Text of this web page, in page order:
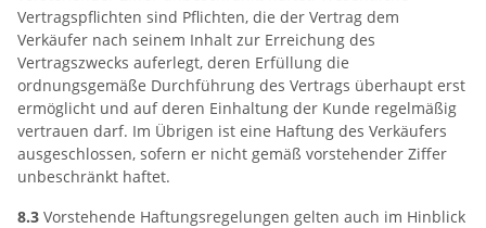
Vertragspflichten sind Pflichten, die der Vertrag dem
Verkäufer nach seinem Inhalt zur Erreichung des
Vertragszwecks auferlegt, deren Erfüllung die
ordnungsgemäße Durchführung des Vertrags überhaupt erst
ermöglicht und auf deren Einhaltung der Kunde regelmäßig
vertrauen darf. Im Übrigen ist eine Haftung des Verkäufers
ausgeschlossen, sofern er nicht gemäß vorstehender Ziffer
unbeschränkt haftet.
8.3 Vorstehende Haftungsregelungen gelten auch im Hinblick